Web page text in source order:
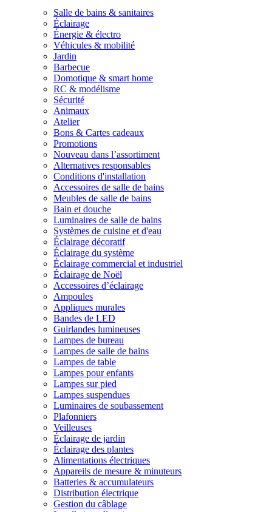
Salle de bains & sanitaires
Éclairage
Énergie & électro
Véhicules & mobilité
Jardin
Barbecue
Domotique & smart home
RC & modélisme
Sécurité
Animaux
Atelier
Bons & Cartes cadeaux
Promotions
Nouveau dans l’assortiment
Alternatives responsables
Conditions d'installation
Accessoires de salle de bains
Meubles de salle de bains
Bain et douche
Luminaires de salle de bains
Systèmes de cuisine et d'eau
Éclairage décoratif
Éclairage du système
Éclairage commercial et industriel
Éclairage de Noël
Accessoires d’éclairage
Ampoules
Appliques murales
Bandes de LED
Guirlandes lumineuses
Lampes de bureau
Lampes de salle de bains
Lampes de table
Lampes pour enfants
Lampes sur pied
Lampes suspendues
Luminaires de soubassement
Plafonniers
Veilleuses
Éclairage de jardin
Éclairage des plantes
Alimentations électriques
Appareils de mesure & minuteurs
Batteries & accumulateurs
Distribution électrique
Gestion du câblage